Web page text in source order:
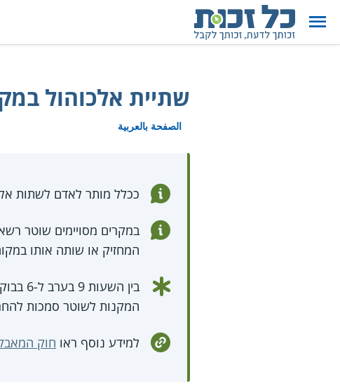
שתיית אלכוהול
الصفحة بالعربية
ככלל מותר לאדם לשתות
במקרים מסויימים שוטר
המחזיק או שותה אותו
בין
המקנות לשוטר סמכות
למידע נוסף ראו חוק